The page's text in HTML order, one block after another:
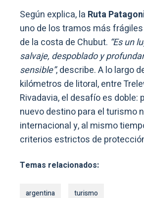
Según explica, la Ruta
uno de los tramos más
de la costa de Chubut. “Es un
salvaje, despoblado y
sensible”, describe. A lo largo
kilómetros de litoral, entre
Rivadavia, el desafío es doble:
nuevo destino para el turismo
internacional y, al mismo
criterios estrictos de
Temas relacionados:
argentina turismo